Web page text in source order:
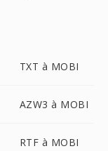
TXT à MOBI
AZW3 à MOBI
RTF à MOBI